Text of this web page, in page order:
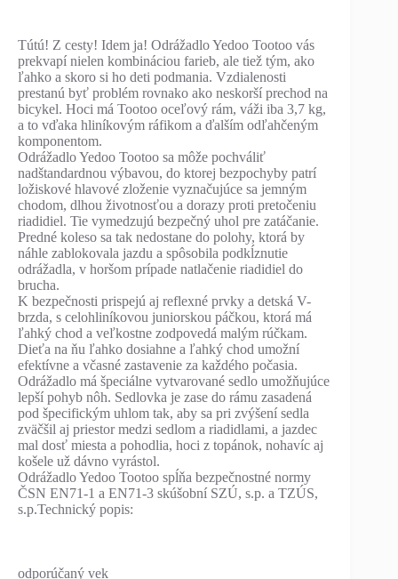
Tútú! Z cesty! Idem ja! Odrážadlo Yedoo Tootoo vás
prekvapí nielen kombináciou farieb, ale tiež tým, ako
ľahko a skoro si ho deti podmania. Vzdialenosti
prestanú byť problém rovnako ako neskorší prechod na
bicykel. Hoci má Tootoo oceľový rám, váži iba 3,7 kg,
a to vďaka hliníkovým ráfikom a ďalším odľahčeným
komponentom.
Odrážadlo Yedoo Tootoo sa môže pochváliť
nadštandardnou výbavou, do ktorej bezpochyby patrí
ložiskové hlavové zloženie vyznačujúce sa jemným
chodom, dlhou životnosťou a dorazy proti pretočeniu
riadidiel. Tie vymedzujú bezpečný uhol pre zatáčanie.
Predné koleso sa tak nedostane do polohy, ktorá by
náhle zablokovala jazdu a spôsobila podkĺznutie
odrážadla, v horšom prípade natlačenie riadidiel do
brucha.
K bezpečnosti prispejú aj reflexné prvky a detská V-
brzda, s celohliníkovou juniorskou páčkou, ktorá má
ľahký chod a veľkostne zodpovedá malým rúčkam.
Dieťa na ňu ľahko dosiahne a ľahký chod umožní
efektívne a včasné zastavenie za každého počasia.
Odrážadlo má špeciálne vytvarované sedlo umožňujúce
lepší pohyb nôh. Sedlovka je zase do rámu zasadená
pod špecifickým uhlom tak, aby sa pri zvýšení sedla
zväčšil aj priestor medzi sedlom a riadidlami, a jazdec
mal dosť miesta a pohodlia, hoci z topánok, nohavíc aj
košele už dávno vyrástol.
Odrážadlo Yedoo Tootoo spĺňa bezpečnostné normy
ČSN EN71-1 a EN71-3 skúšobní SZÚ, s.p. a TZÚS,
s.p.Technický popis:
odporúčaný vek